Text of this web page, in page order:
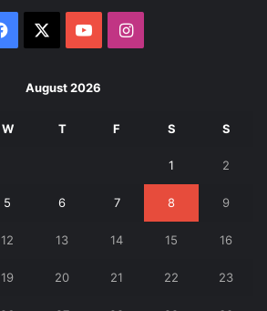
Facebook YouTubeInstagram
August 2026
W T F S S
1 2
5 6 7 8 9
12 13 14 15 16
19 20 21 22 23